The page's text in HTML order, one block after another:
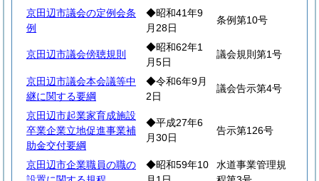
京田辺市議会の定例会条
例
◆昭和41年9
月28日
条例第10号
京田辺市議会傍聴規則
◆昭和62年1
月5日
議会規則第1号
京田辺市議会本会議等中
継に関する要綱
◆令和6年9月
2日
議会告示第4号
京田辺市起業家育成施設
卒業企業立地促進事業補
助金交付要綱
◆平成27年6
月30日
告示第126号
京田辺市企業職員の職の
◆昭和59年10
水道事業管理規